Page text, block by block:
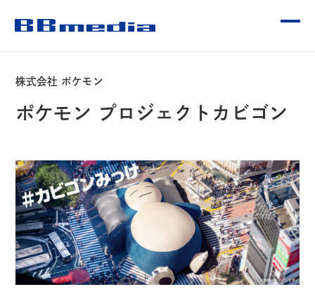
CONTENTS
OUR SERVICE
WORKS
受賞歴
株式会社 ポケモン
ポケモン プロジェクトカビゴン